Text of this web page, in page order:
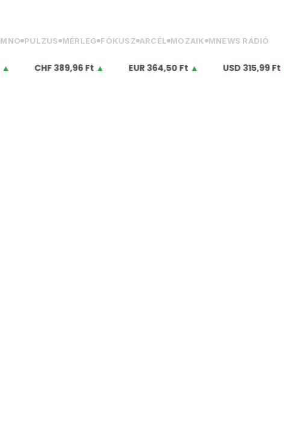
MNO PULZUS MÉRLEG FÓKUSZ ARCÉL MOZAIK MNEWS RÁDIÓ
389,96 Ft▲ 364,50 Ft▲ USD315,99 Ft▲